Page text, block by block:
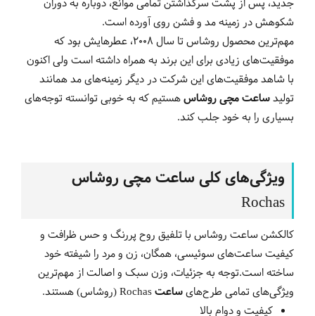
جدید، پس از پشت سرگذاشتن تمامی موانع، دوباره به دوران
شکوهش در زمینه مد و فشن روی آورده است.
مهم‌ترین محصول روشاس تا سال 2008، عطرهایش بود که
موفقیت‌های زیادی برای این برند به همراه داشته است ولی اکنون
با شاهد موفقیت‌های این شرکت در دیگر زمینه‌های مد همانند
تولیدساعت مچی روشاسهستیم که به خوبی توانسته توجه‌های
بسیاری را به خود جلب کند.
ویژگی‌های کلی ساعت مچی روشاس
Rochas
کالکشن ساعت روشاس با تلفیق روح پررنگ و حس ظرافت و
کیفیت ساعت‌های سوئیسی، همگان، زن و مرد را شیفته خود
ساخته است.توجه به جزئیات، وزن سبک و اصالت از مهم‌ترین
ویژگی‌های تمامی طرح‌هایساعت‌Rochas(روشاس) هستند.
کیفیت و دوام بالا